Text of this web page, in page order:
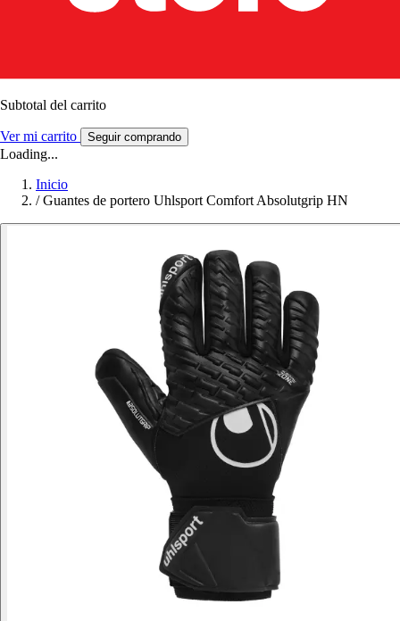
Subtotal del carrito
Ver mi carrito Seguir comprando
Loading...
Inicio
/ Guantes de portero Uhlsport Comfort Absolutgrip HN